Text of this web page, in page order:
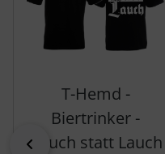
zurück
T-Hemd -
Biertrinker -
Bauch statt Lauch